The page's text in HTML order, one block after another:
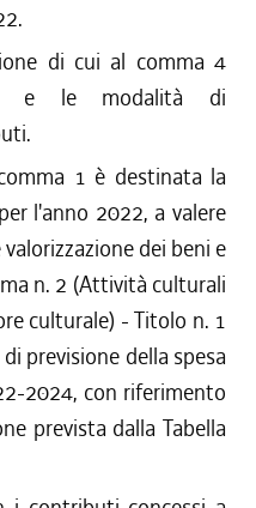
di cui al comma 4
e le modalità di
1 è destinata la
l'anno 2022, a valere
dei beni e
n. 2 (Attività culturali
culturale) - Titolo n. 1
previsione della spesa
2024, con riferimento
prevista dalla Tabella